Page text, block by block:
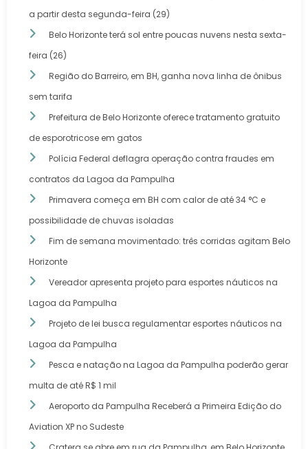
a partir desta segunda-feira (29)
Belo Horizonte terá sol entre poucas nuvens nesta sexta-
feira (26)
Região do Barreiro, em BH, ganha nova linha de ônibus
sem tarifa
Prefeitura de Belo Horizonte oferece tratamento gratuito
de esporotricose em gatos
Polícia Federal deflagra operação contra fraudes em
contratos da Lagoa da Pampulha
Primavera começa em BH com calor de até 34 °C e
possibilidade de chuvas isoladas
Fim de semana movimentado: três corridas agitam Belo
Horizonte
Vereador apresenta projeto para esportes náuticos na
Lagoa da Pampulha
Projeto de lei busca regulamentar esportes náuticos na
Lagoa da Pampulha
Pesca e natação na Lagoa da Pampulha poderão gerar
multa de até R$ 1 mil
Aeroporto da Pampulha Receberá a Primeira Edição do
Aviation XP no Sudeste